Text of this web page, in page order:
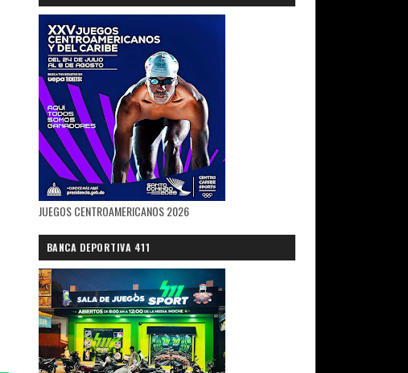
GUBERNAMENTAL
JUEGOS CENTROAMERICANOS 2026
BANCA DEPORTIVA 411